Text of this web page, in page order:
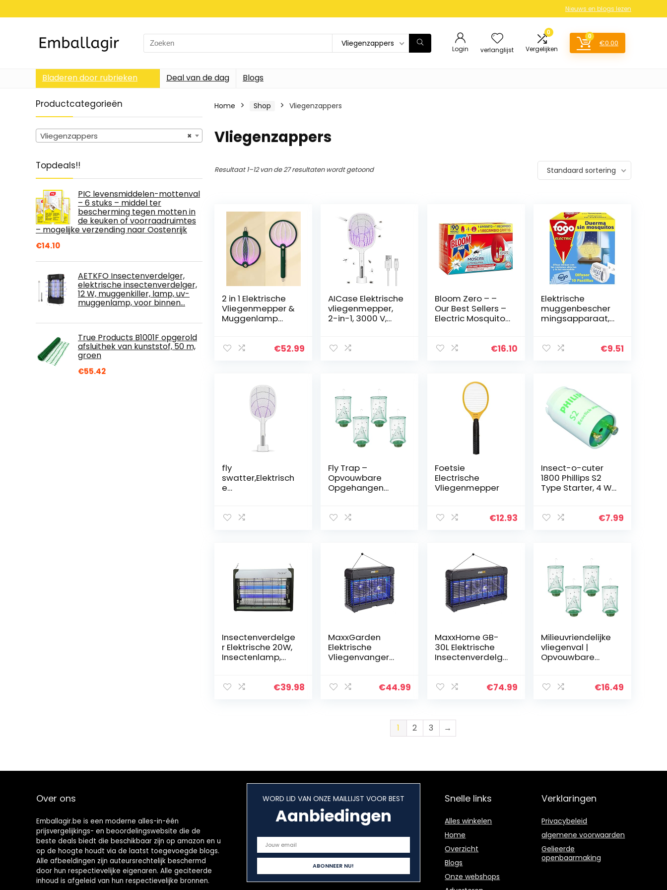
Nieuws en blogs lezen
Search
for:
Vliegenzappers
Login verlanglijst
0
Vergelijken
0
€0.00
Bladeren door rubrieken Deal van de dag Blogs
Productcategorieën
×
Vliegenzappers
Topdeals!!
PIC levensmiddelen-mottenval
– 6 stuks – middel ter
bescherming tegen motten in
de keuken of voorraadruimtes
– mogelijke verzending naar Oostenrijk
€14.10
AETKFO Insectenverdelger,
elektrische insectenverdelger,
12 W, muggenkiller, lamp, uv-
muggenlamp, voor binnen…
True Products B1001F opgerold
afsluithek van kunststof, 50 m,
groen
€55.42
Home Shop Vliegenzappers
Vliegenzappers
Resultaat 1–12 van de 27 resultaten wordt getoond Standaard sortering
2 in 1 Elektrische
Vliegenmepper &
Muggenlamp
uggenval Met Uv-
Muggenverdelger
Lamp Bug Zapper
Thuishotel,Groen
€52.99
AICase Elektrische
vliegenmepper,
2-in-1, 3000 V,
oplaadbare
Bloom Zero – –
Our Best Sellers –
Electric Mosquito
€16.10
Elektrische
muggenbescher
mingsapparaat,
€9.51
fly
swatter,Elektrisch
e
Vliegenmepper |
Fly Trap –
Opvouwbare
Opgehangen
Ranch Orchard | 4
Vliegenval…
Foetsie
Electrische
Vliegenmepper
€12.93
Insect-o-cuter
1800 Phillips S2
Type Starter, 4 W-
€7.99
Insectenverdelge
r Elektrische 20W,
Insectenlamp,
muggenlamp,
€39.98
MaxxGarden
Elektrische
Vliegenvanger
Lamp, Elektrische
Vliegenverdelger
€44.99
MaxxHome GB-
30L Elektrische
Insectenverdelge
aar Elektrische
Uitgerust met…
€74.99
Milieuvriendelijke
vliegenval |
Opvouwbare
Herbruikbare €16.49
1 2 3 →
Over ons
Emballagir.be is een moderne alles-in-één
prijsvergelijkings- en beoordelingswebsite die de
beste deals biedt die beschikbaar zijn op amazon en u
op de hoogte houdt via de laatst toegevoegde blogs.
Alle afbeeldingen zijn auteursrechtelijk beschermd
door hun respectievelijke eigenaren. Alle geciteerde
inhoud is afgeleid van hun respectievelijke bronnen.
WORD LID VAN ONZE MAILLIJST VOOR BEST
Aanbiedingen
Snelle links
Alles winkelen
Home
Overzicht
Blogs
Onze webshops
Verklaringen
Privacybeleid
algemene voorwaarden
Gelieerde
openbaarmaking